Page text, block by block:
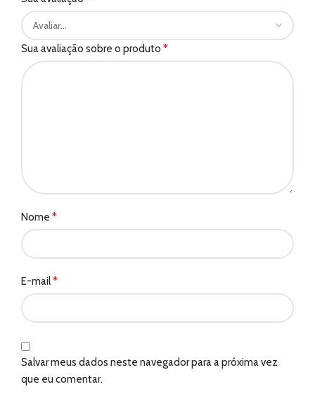
Sua avaliação sobre o produto *
Nome *
E-mail*
Salvar meus dados neste navegador para a próxima vez
que eu comentar.